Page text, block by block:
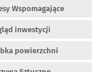
Wspomagające
inwestycji
powierzchni